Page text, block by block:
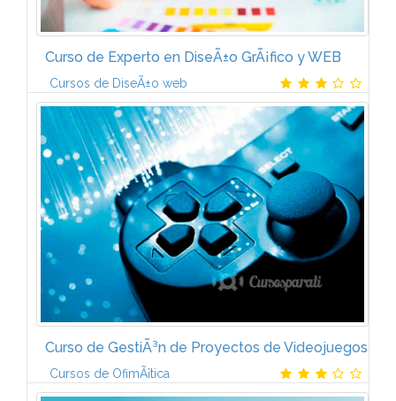
Curso de Experto en DiseÃ±o GrÃ¡fico y WEB
Cursos de DiseÃ±o web
DISEÃO GRÃFICO (6 ECTS)DISEÃO WEB (6 ECTS)
PROGRAMACIÃN WEB (6 ECTS)PHP MySQL (6 ECTS)
FOTOGRAFÃA DIGITAL (4 ECTS)TRATAMIENTO DE
LA IMAGEN CON PHOTOSHOP (6 ECTS)Modalidad...
Curso de GestiÃ³n de Proyectos de Videojuegos
Cursos de OfimÃ¡tica